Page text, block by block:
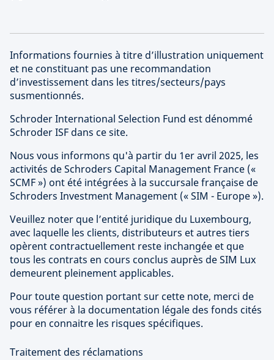
Informations fournies à titre d’illustration uniquement
et ne constituant pas une recommandation
d’investissement dans les titres/secteurs/pays
susmentionnés.
Schroder International Selection Fund est dénommé
Schroder ISF dans ce site.
Nous vous informons qu'à partir du 1er avril 2025, les
activités de Schroders Capital Management France («
SCMF ») ont été intégrées à la succursale française de
Schroders Investment Management (« SIM - Europe »).
Veuillez noter que l’entité juridique du Luxembourg,
avec laquelle les clients, distributeurs et autres tiers
opèrent contractuellement reste inchangée et que
tous les contrats en cours conclus auprès de SIM Lux
demeurent pleinement applicables.
Pour toute question portant sur cette note, merci de
vous référer à la documentation légale des fonds cités
pour en connaitre les risques spécifiques.
Traitement des réclamations